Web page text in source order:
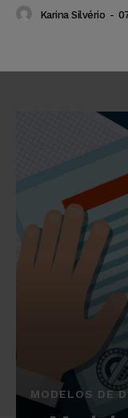
Karina Silvério -